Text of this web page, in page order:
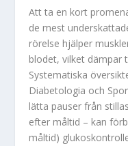
Att ta en kort
de mest
rörelse hjälper
blodet, vilket dämpar
Systematiska
Diabetologia och
lätta pauser från
efter måltid – kan
måltid)